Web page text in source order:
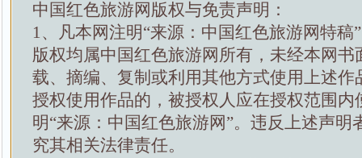
中国红色旅游网版权与免责声明：
1、凡本网注明“来源：中国红色旅游网特稿
版权均属中国红色旅游网所有，未经本网书
载、摘编、复制或利用其他方式使用上述作
授权使用作品的，被授权人应在授权范围内
明“来源：中国红色旅游网”。违反上述声明
究其相关法律责任。